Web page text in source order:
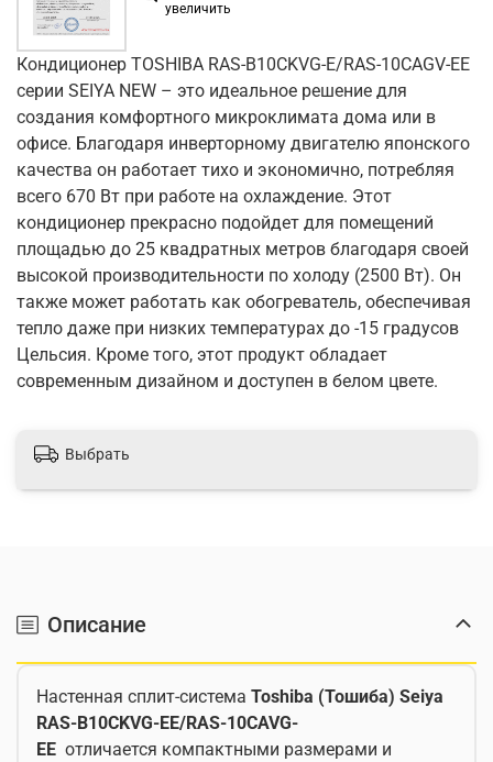
увеличить
Кондиционер TOSHIBA RAS-B10CKVG-E/RAS-10CAGV-EE
серии SEIYA NEW – это идеальное решение для
создания комфортного микроклимата дома или в
офисе. Благодаря инверторному двигателю японского
качества он работает тихо и экономично, потребляя
всего 670 Вт при работе на охлаждение. Этот
кондиционер прекрасно подойдет для помещений
площадью до 25 квадратных метров благодаря своей
высокой производительности по холоду (2500 Вт). Он
также может работать как обогреватель, обеспечивая
тепло даже при низких температурах до -15 градусов
Цельсия. Кроме того, этот продукт обладает
современным дизайном и доступен в белом цвете.
Выбрать
Описание
Настенная сплит-система Toshiba (Тошиба) Seiya
RAS-B10CKVG-EE/RAS-10CAVG-
EE отличается компактными размерами и